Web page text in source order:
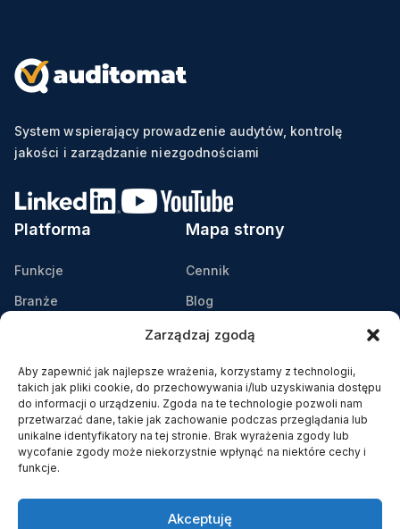
Zarządzaj zgodą
Aby zapewnić jak najlepsze wrażenia, korzystamy z technologii,
takich jak pliki cookie, do przechowywania i/lub uzyskiwania dostępu
do informacji o urządzeniu. Zgoda na te technologie pozwoli nam
przetwarzać dane, takie jak zachowanie podczas przeglądania lub
unikalne identyfikatory na tej stronie. Brak wyrażenia zgody lub
wycofanie zgody może niekorzystnie wpłynąć na niektóre cechy i
funkcje.
Akceptuję
System wspierający prowadzenie audytów, kontrolę
jakości i zarządzanie niezgodnościami
Platforma
Funkcje
Branże
Pobierz broszurę
Bezpieczna infrastruktura
IT
Sprawdź Lean Hub!
Mapa strony
Cennik
Blog
Podcast: Lean Bez Ściemy
Webinaria
Helpdesk
Kontakt
Copyright © 2026 auditomat® |